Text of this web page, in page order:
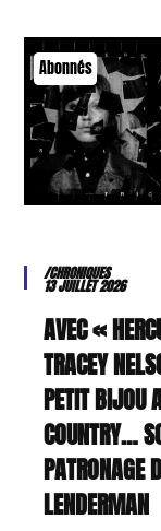
Abonnés
/CHRONIQUES
13 JUILLET 2026
AVEC «
TRACEY
PETIT BIJOU
COUNTRY…
PATRONAGE
LENDERMAN